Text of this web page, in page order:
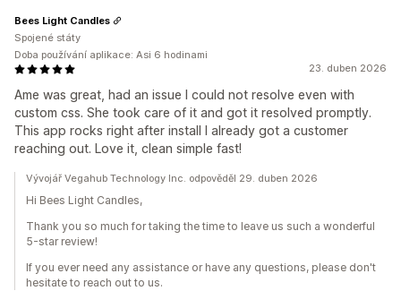
23. duben 2026
Ame was great, had an issue I could not resolve even with
custom css. She took care of it and got it resolved promptly.
This app rocks right after install I already got a customer
reaching out. Love it, clean simple fast!
Bees Light Candles
Spojené státy
Doba používání aplikace: Asi 6 hodinami
Vývojář Vegahub Technology Inc. odpověděl 29. duben 2026
Hi Bees Light Candles,
Thank you so much for taking the time to leave us such a wonderful
5-star review!
If you ever need any assistance or have any questions, please don't
hesitate to reach out to us.